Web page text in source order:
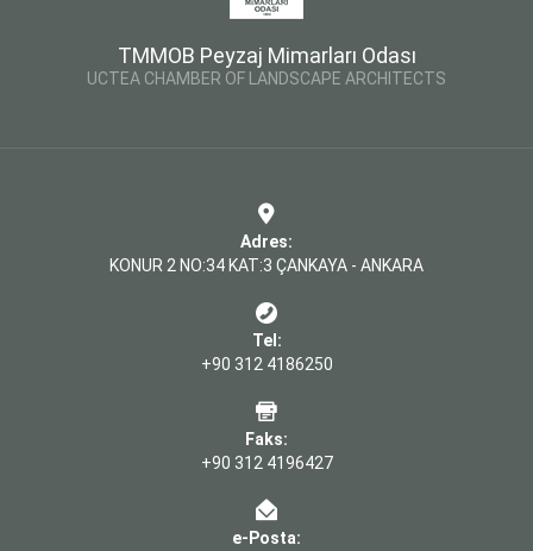
TMMOB Peyzaj Mimarları Odası
UCTEA CHAMBER OF LANDSCAPE ARCHITECTS
Adres:
KONUR 2 NO:34 KAT:3 ÇANKAYA - ANKARA
Tel:
+90 312 4186250
Faks:
+90 312 4196427
e-Posta: